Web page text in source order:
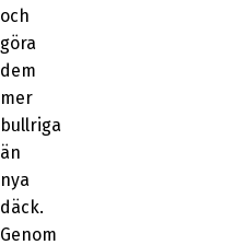
och
göra
dem
mer
bullriga
än
nya
däck.
Genom